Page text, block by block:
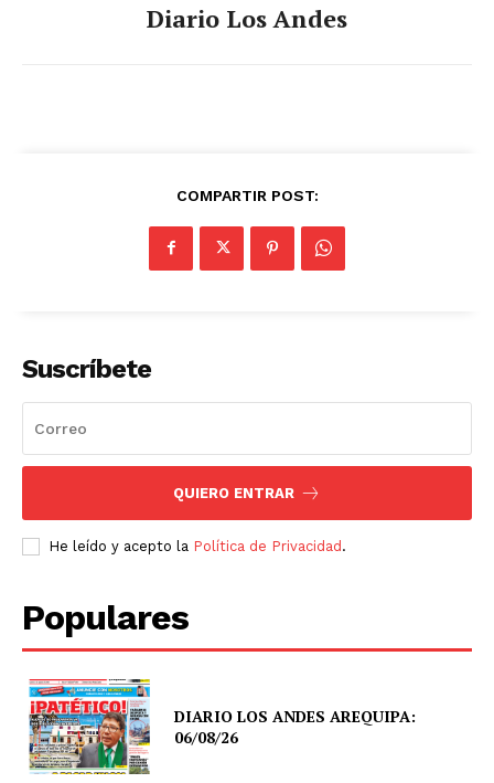
Diario Los Andes
COMPARTIR POST:
Suscríbete
QUIERO ENTRAR
He leído y acepto la Política de Privacidad .
Populares
DIARIO LOS ANDES AREQUIPA:
06/08/26